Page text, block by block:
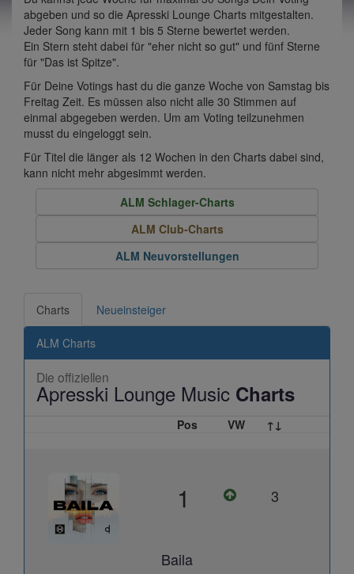
abgeben und so die Apresski Lounge Charts mitgestalten.
Jeder Song kann mit 1 bis 5 Sterne bewertet werden.
Ein Stern steht dabei für "eher nicht so gut" und fünf Sterne
für "Das ist Spitze".
Für Deine Votings hast du die ganze Woche von Samstag bis
Freitag Zeit. Es müssen also nicht alle 30 Stimmen auf
einmal abgegeben werden. Um am Voting teilzunehmen
musst du eingeloggt sein.
Für Titel die länger als 12 Wochen in den Charts dabei sind,
kann nicht mehr abgesimmt werden.
ALM Schlager-Charts
ALM Club-Charts
ALM Neuvorstellungen
Charts Neueinsteiger
ALM Charts
Die offiziellen
Apresski Lounge Music Charts
Pos VW ↑↓
1 3
Baila